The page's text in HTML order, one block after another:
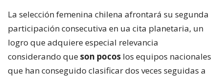
La selección femenina chilena afrontará su segunda
participación consecutiva en ua cita planetaria, un
logro que adquiere especial relevancia
considerando queson pocos los equipos nacionales
que han conseguido clasificar dos veces seguidas a